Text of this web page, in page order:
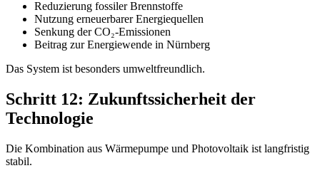
Reduzierung fossiler Brennstoffe
Nutzung erneuerbarer Energiequellen
Senkung der CO₂-Emissionen
Beitrag zur Energiewende in Nürnberg
Das System ist besonders umweltfreundlich.
Schritt 12: Zukunftssicherheit der
Technologie
Die Kombination aus Wärmepumpe und Photovoltaik ist langfristig
stabil.